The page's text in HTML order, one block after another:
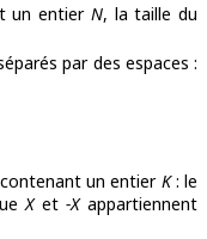
un entier N, la taille du
par des espaces :
un entier K: le
Xet-Xappartiennent